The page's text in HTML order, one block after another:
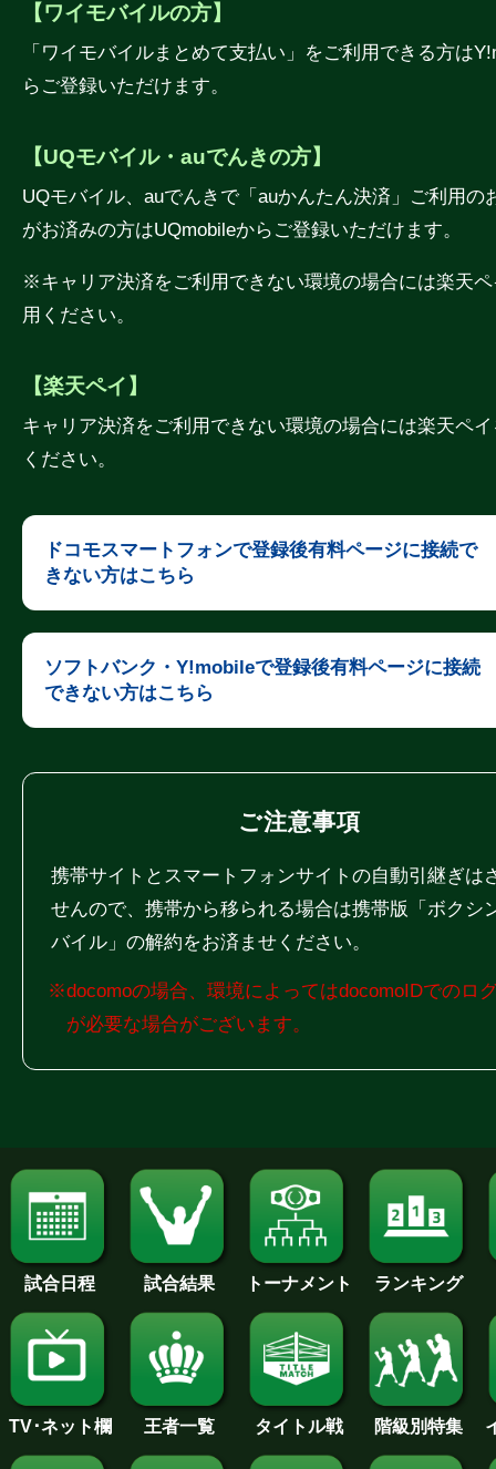
【ワイモバイルの方】
「ワイモバイルまとめて支払い」をご利用できる方は
らご登録いただけます。
【UQモバイル・auでんきの方】
UQモバイル、auでんきで「auかんたん決済」ご利用の
がお済みの方はUQmobileからご登録いただけます。
※キャリア決済をご利用できない環境の場合には楽天
用ください。
【楽天ペイ】
キャリア決済をご利用できない環境の場合には楽天ペ
ください。
ドコモスマートフォンで登録後有料ページに接続で
きない方はこちら
ソフトバンク・Y!mobileで登録後有料ページに接続
できない方はこちら
ご注意事項
携帯サイトとスマートフォンサイトの自動引継ぎは
せんので、携帯から移られる場合は携帯版「ボクシ
バイル」の解約をお済ませください。
※docomoの場合、環境によってはdocomoIDでのロ
が必要な場合がございます。
試合日程 試合結果 トーナメント ランキング
TV･ネット欄 王者一覧 タイトル戦 階級別特集